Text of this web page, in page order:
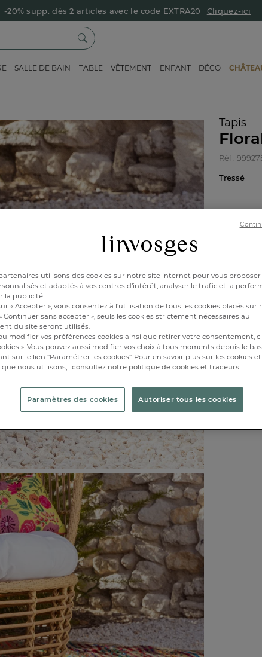
-20% supp. dès 2 articles avec le code EXTRA20 Cliquez-ici
SALLE DE BAIN TABLE VÊTEMENT ENFANT DÉCO
Tapis
Réf :
Tressé
1 semaine
Tapis
utilisons des cookies sur notre site internet pour vous proposer
et adaptés à vos centres d’intérêt, analyser le trafic et la
la publicité.
« Accepter », vous consentez à l'utilisation de tous les cookies placés sur
Continuer sans accepter », seuls les cookies strictement nécessaires au
du site seront utilisés.
modifier vos préférences cookies ainsi que retirer votre consentement,
». Vous pouvez aussi modifier vos choix à tous moments depuis le
sur le lien "Paramétrer les cookies". Pour en savoir plus sur les cookies
nous utilisons, consultez notre politique de cookies et traceurs.
Paramètres des cookies Autoriser tous les cookies